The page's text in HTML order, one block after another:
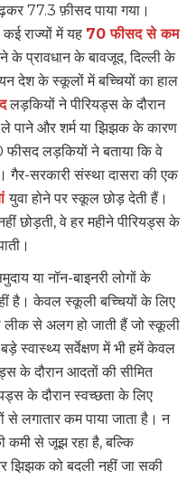
77.3 फ़ीसद पाया गया।
राज्यों में यह 70 फीसद से कम
के प्रावधान के बावजूद, दिल्ली के
देश के स्कूलों में बच्चियों का हाल
लड़कियों ने पीरियड्स के दौरान
ले पाने और शर्म या झिझक के कारण
फीसद लड़कियों ने बताया कि वे
गैर-सरकारी संस्था दासरा की एक
युवा होने पर स्कूल छोड़ देती हैं।
छोड़ती, वे हर महीने पीरियड्स के
या नॉन-बाइनरी लोगों के
है। केवल स्कूली बच्चियों के लिए
लीक से अलग हो जाती हैं जो स्कूली
स्वास्थ्य सर्वेक्षण में भी हमें केवल
के दौरान आदतों की सीमित
के दौरान स्वच्छता के लिए
से लगातार कम पाया जाता है। न
कमी से जूझ रहा है, बल्कि
झिझक को बदली नहीं जा सकी